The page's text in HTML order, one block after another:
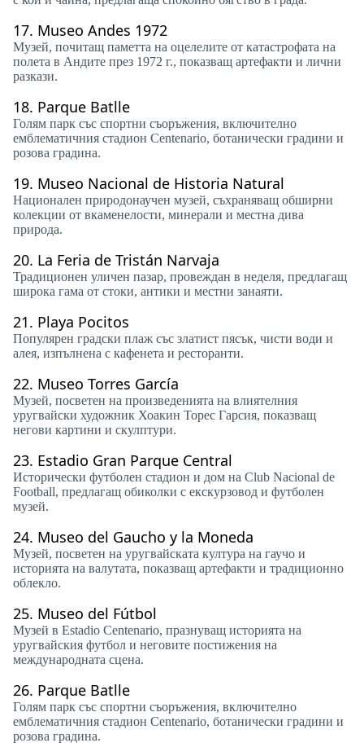
17. Museo Andes 1972
Музей, почитащ паметта на оцелелите от катастрофата на
полета в Андите през 1972 г., показващ артефакти и лични
разкази.
18. Parque Batlle
Голям парк със спортни съоръжения, включително
емблематичния стадион Centenario, ботанически градини и
розова градина.
19. Museo Nacional de Historia Natural
Национален природонаучен музей, съхраняващ обширни
колекции от вкаменелости, минерали и местна дива
природа.
20. La Feria de Tristán Narvaja
Традиционен уличен пазар, провеждан в неделя, предлагащ
широка гама от стоки, антики и местни занаяти.
21. Playa Pocitos
Популярен градски плаж със златист пясък, чисти води и
алея, изпълнена с кафенета и ресторанти.
22. Museo Torres García
Музей, посветен на произведенията на влиятелния
уругвайски художник Хоакин Торес Гарсия, показващ
негови картини и скулптури.
23. Estadio Gran Parque Central
Исторически футболен стадион и дом на Club Nacional de
Football, предлагащ обиколки с екскурзовод и футболен
музей.
24. Museo del Gaucho y la Moneda
Музей, посветен на уругвайската култура на гаучо и
историята на валутата, показващ артефакти и традиционно
облекло.
25. Museo del Fútbol
Музей в Estadio Centenario, празнуващ историята на
уругвайския футбол и неговите постижения на
международната сцена.
26. Parque Batlle
Голям парк със спортни съоръжения, включително
емблематичния стадион Centenario, ботанически градини и
розова градина.